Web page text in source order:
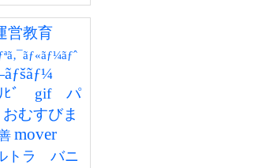
営教育
ﾋﾞ gif パ
おむすびま
mover
トラ バニ